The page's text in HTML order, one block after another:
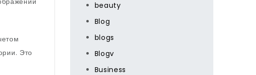
Это
beauty
Blog
blogs
Blogv
Business